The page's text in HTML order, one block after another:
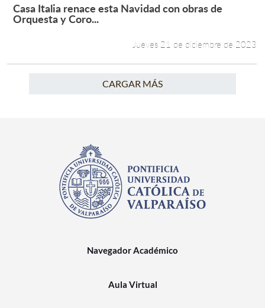
Leer más +
Casa Italia renace esta Navidad con obras de
Orquesta y Coro...
Jueves 21 de diciembre de 2023
CARGAR MÁS
Navegador Académico
Aula Virtual